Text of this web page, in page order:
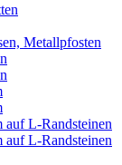
Metallpfosten
auf L-Randsteinen
auf L-Randsteinen